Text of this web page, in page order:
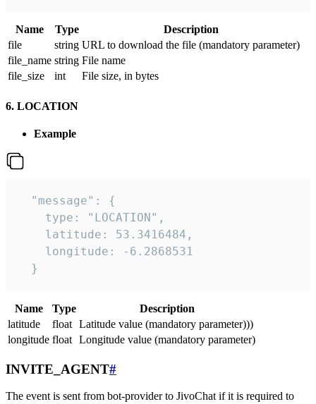
Name Type
Description
file
string URL to download the file (mandatory parameter)
file_name string File name
file_size
int File size, in bytes
6. LOCATION
Example
  "message": {
    type: "LOCATION",
    latitude: 53.3416484,
    longitude: -6.2868531
  }
Name Type
Description
latitude
float Latitude value (mandatory parameter)))
longitude float Longitude value (mandatory parameter)
INVITE_AGENT#
The event is sent from bot-provider to JivoChat if it is required to